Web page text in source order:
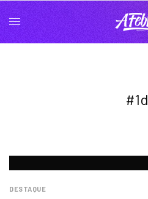
#1d
DESTAQUE